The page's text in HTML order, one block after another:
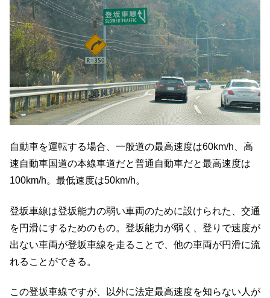
自動車を運転する場合、一般道の最高速度は60km/h、高
速自動車国道の本線車道だと普通自動車だと最高速度は
100km/h。最低速度は50km/h。
登坂車線は登坂能力の弱い車両のために設けられた、交通
を円滑にするためのもの。登坂能力が弱く、登りで速度が
出ない車両が登坂車線を走ることで、他の車両が円滑に流
れることができる。
この登坂車線ですが、以外に法定最高速度を知らない人が